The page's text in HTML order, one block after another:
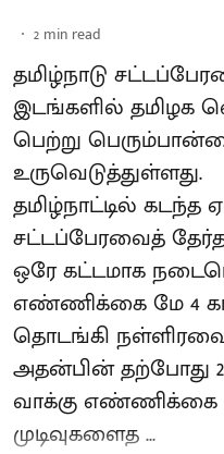
2 min read
தமிழ்நாடு
இடங்களில் தமிழக
பெற்று
உருவெடுத்துள்ளது.
தமிழ்நாட்டில் கடந்த
சட்டப்பேரவைத்
ஒரே கட்டமாக
எண்ணிக்கை மே 4
தொடங்கி
அதன்பின் தற்போது
வாக்கு எண்ணிக்கை
முடிவுகளைத ...